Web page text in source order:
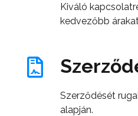
Kiváló
kedvezőbb
Szerződését
alapján.